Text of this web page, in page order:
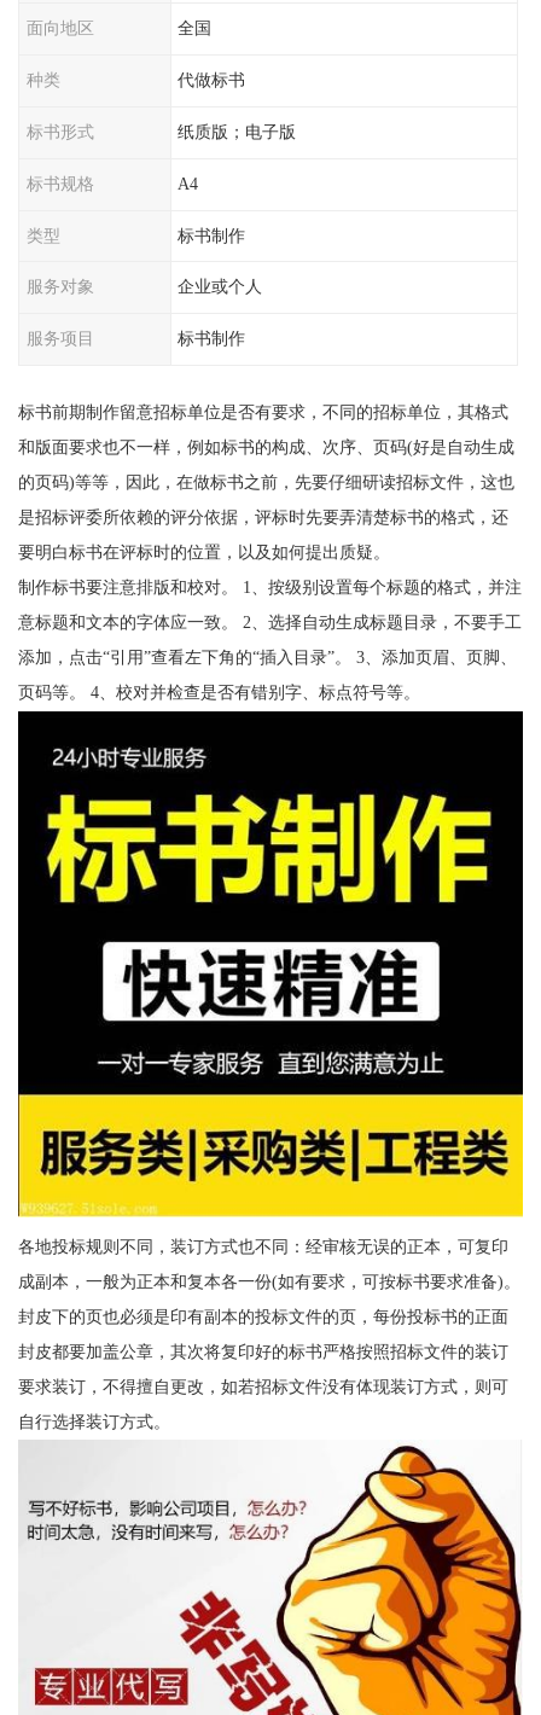
面向地区 全国
种类 代做标书
标书形式 纸质版；电子版
标书规格 A4
类型 标书制作
服务对象 企业或个人
服务项目 标书制作
标书前期制作留意招标单位是否有要求，不同的招标单位，其格式
和版面要求也不一样，例如标书的构成、次序、页码(好是自动生成
的页码)等等，因此，在做标书之前，先要仔细研读招标文件，这也
是招标评委所依赖的评分依据，评标时先要弄清楚标书的格式，还
要明白标书在评标时的位置，以及如何提出质疑。
制作标书要注意排版和校对。 1、按级别设置每个标题的格式，并注
意标题和文本的字体应一致。 2、选择自动生成标题目录，不要手工
添加，点击“引用”查看左下角的“插入目录”。 3、添加页眉、页脚、
页码等。 4、校对并检查是否有错别字、标点符号等。
各地投标规则不同，装订方式也不同：经审核无误的正本，可复印
成副本，一般为正本和复本各一份(如有要求，可按标书要求准备)。
封皮下的页也必须是印有副本的投标文件的页，每份投标书的正面
封皮都要加盖公章，其次将复印好的标书严格按照招标文件的装订
要求装订，不得擅自更改，如若招标文件没有体现装订方式，则可
自行选择装订方式。